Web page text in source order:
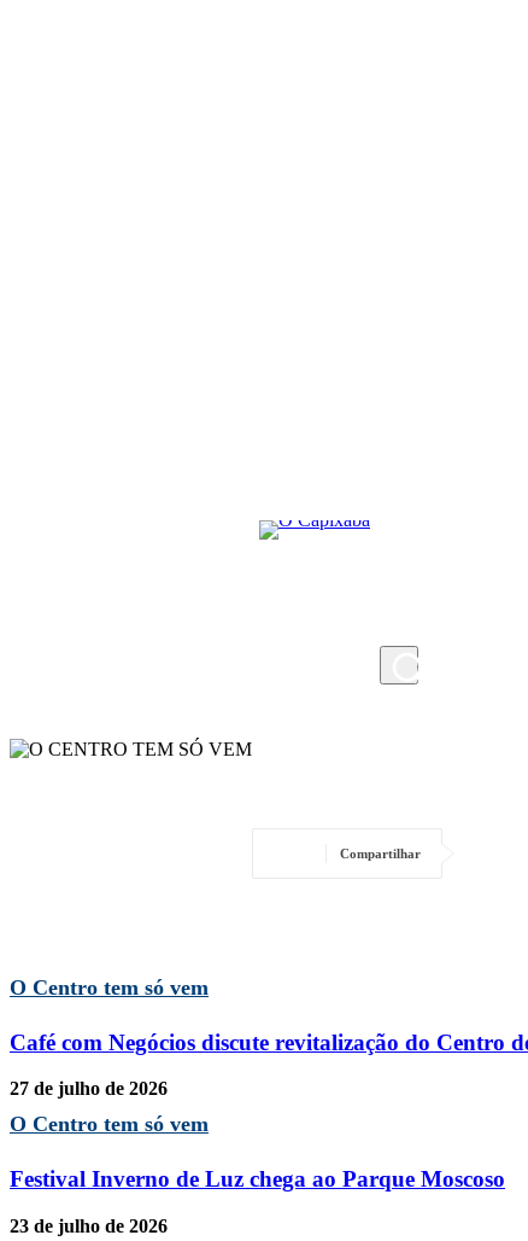
Compartilhar
O Centro tem só vem
Café com Negócios discute revitalização do Centro
27 de julho de 2026
O Centro tem só vem
Festival Inverno de Luz chega ao Parque Moscoso
23 de julho de 2026